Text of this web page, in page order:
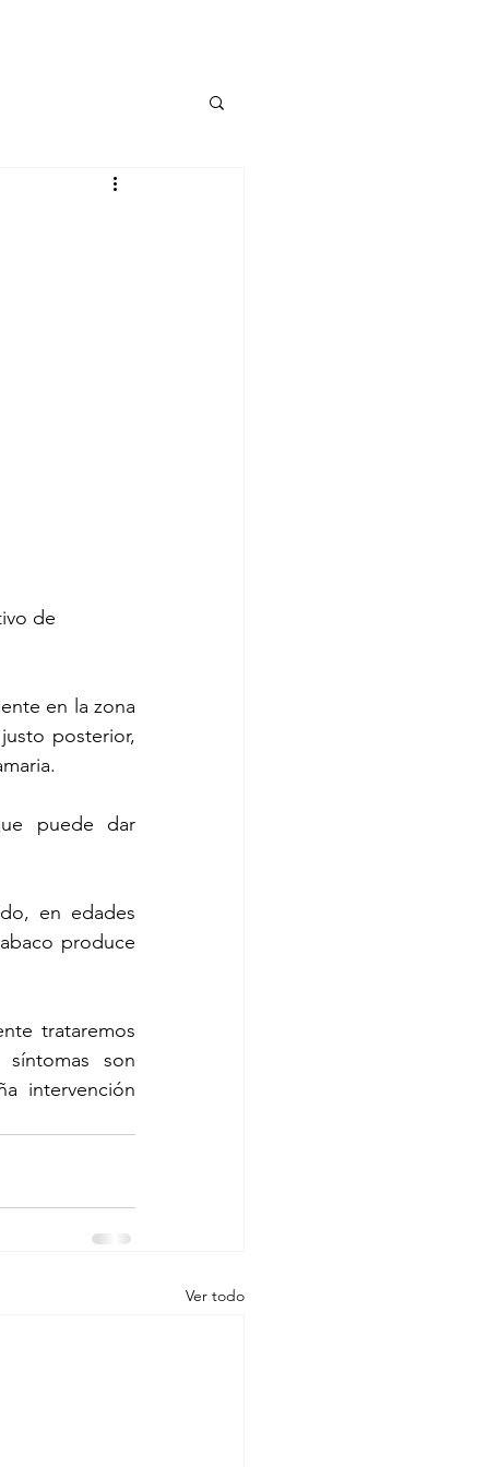
de
en la zona
posterior,
puede dar
en edades
produce
trataremos
son
intervención
Ver todo